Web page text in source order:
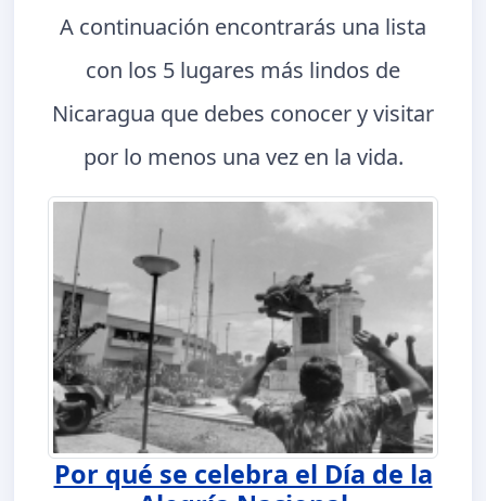
A continuación encontrarás una lista
con los 5 lugares más lindos de
Nicaragua que debes conocer y visitar
por lo menos una vez en la vida.
Por qué se celebra el Día de la